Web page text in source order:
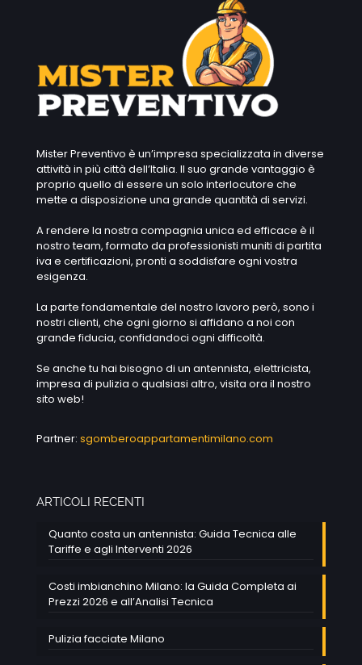
Mister Preventivo è un’impresa specializzata in diverse
attività in più città dell’Italia. Il suo grande vantaggio è
proprio quello di essere un solo interlocutore che
mette a disposizione una grande quantità di servizi.
A rendere la nostra compagnia unica ed efficace è il
nostro team, formato da professionisti muniti di partita
iva e certificazioni, pronti a soddisfare ogni vostra
esigenza.
La parte fondamentale del nostro lavoro però, sono i
nostri clienti, che ogni giorno si affidano a noi con
grande fiducia, confidandoci ogni difficoltà.
Se anche tu hai bisogno di un antennista, elettricista,
impresa di pulizia o qualsiasi altro, visita ora il nostro
sito web!
Partner: sgomberoappartamentimilano.com
ARTICOLI RECENTI
Quanto costa un antennista: Guida Tecnica alle
Tariffe e agli Interventi 2026
Costi imbianchino Milano: la Guida Completa ai
Prezzi 2026 e all’Analisi Tecnica
Pulizia facciate Milano